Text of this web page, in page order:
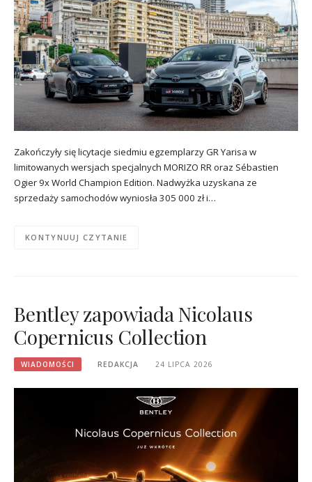
Zakończyły się licytacje siedmiu egzemplarzy GR Yarisa w
limitowanych wersjach specjalnych MORIZO RR oraz Sébastien
Ogier 9x World Champion Edition. Nadwyżka uzyskana ze
sprzedaży samochodów wyniosła 305 000 zł i…
KONTYNUUJ CZYTANIE
Bentley zapowiada Nicolaus
Copernicus Collection
WIADOMOŚCI REDAKCJA 24 LIPCA 2026